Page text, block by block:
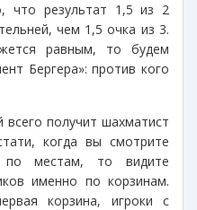
что результат 1,5 из 2
чем 1,5 очка из 3.
равным, то будем
Бергера»: против кого
всего получит шахматист
когда вы смотрите
по местам, то видите
именно по корзинам.
корзина, игроки с